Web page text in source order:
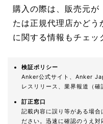
購入の際は、販売元
たは正規代理店かど
に関する情報もチェッ
検証ポリシー
Anker公式サイト、Anker
レスリリース、業界報道（
訂正窓口
記載内容に誤り等がある場合
ださい。迅速に確認のうえ対